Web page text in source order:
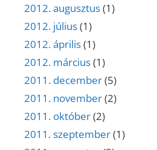
2012. augusztus(1)
2012. július(1)
2012. április(1)
2012. március(1)
2011. december(5)
2011. november(2)
2011. október(2)
2011. szeptember(1)